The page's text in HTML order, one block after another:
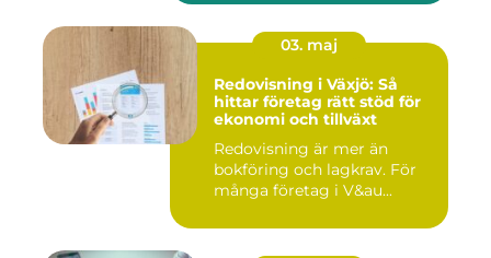
03. maj
Redovisning i Växjö: Så
hittar företag rätt stöd för
ekonomi och tillväxt
Redovisning är mer än
bokföring och lagkrav. För
många företag i V&au...